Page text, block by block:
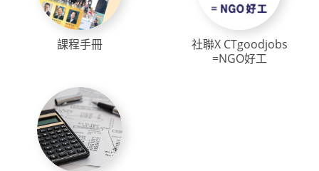
課程手冊
社聯X CTgoodjobs
=NGO好工